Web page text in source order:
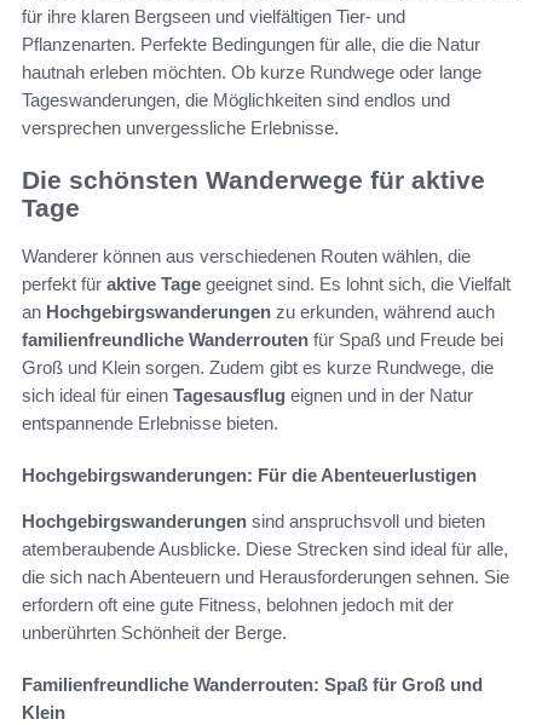
für ihre klaren Bergseen und vielfältigen Tier- und
Pflanzenarten. Perfekte Bedingungen für alle, die die Natur
hautnah erleben möchten. Ob kurze Rundwege oder lange
Tageswanderungen, die Möglichkeiten sind endlos und
versprechen unvergessliche Erlebnisse.
Die schönsten Wanderwege für aktive
Tage
Wanderer können aus verschiedenen Routen wählen, die
perfekt für aktive Tage geeignet sind. Es lohnt sich, die Vielfalt
an Hochgebirgswanderungen zu erkunden, während auch
familienfreundliche Wanderrouten für Spaß und Freude bei
Groß und Klein sorgen. Zudem gibt es kurze Rundwege, die
sich ideal für einen Tagesausflug eignen und in der Natur
entspannende Erlebnisse bieten.
Hochgebirgswanderungen: Für die Abenteuerlustigen
Hochgebirgswanderungen sind anspruchsvoll und bieten
atemberaubende Ausblicke. Diese Strecken sind ideal für alle,
die sich nach Abenteuern und Herausforderungen sehnen. Sie
erfordern oft eine gute Fitness, belohnen jedoch mit der
unberührten Schönheit der Berge.
Familienfreundliche Wanderrouten: Spaß für Groß und
Klein